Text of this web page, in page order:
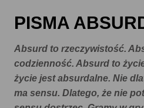
Przejdź do
PISMA
Absurd to rzeczywistość.
codzienność. Absurd to
życie jest absurdalne. Nie
ma sensu. Dlatego, że nie